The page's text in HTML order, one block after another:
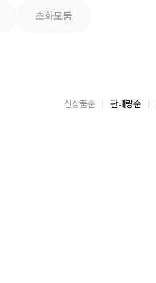
초화모둠
신상품순 판매량순